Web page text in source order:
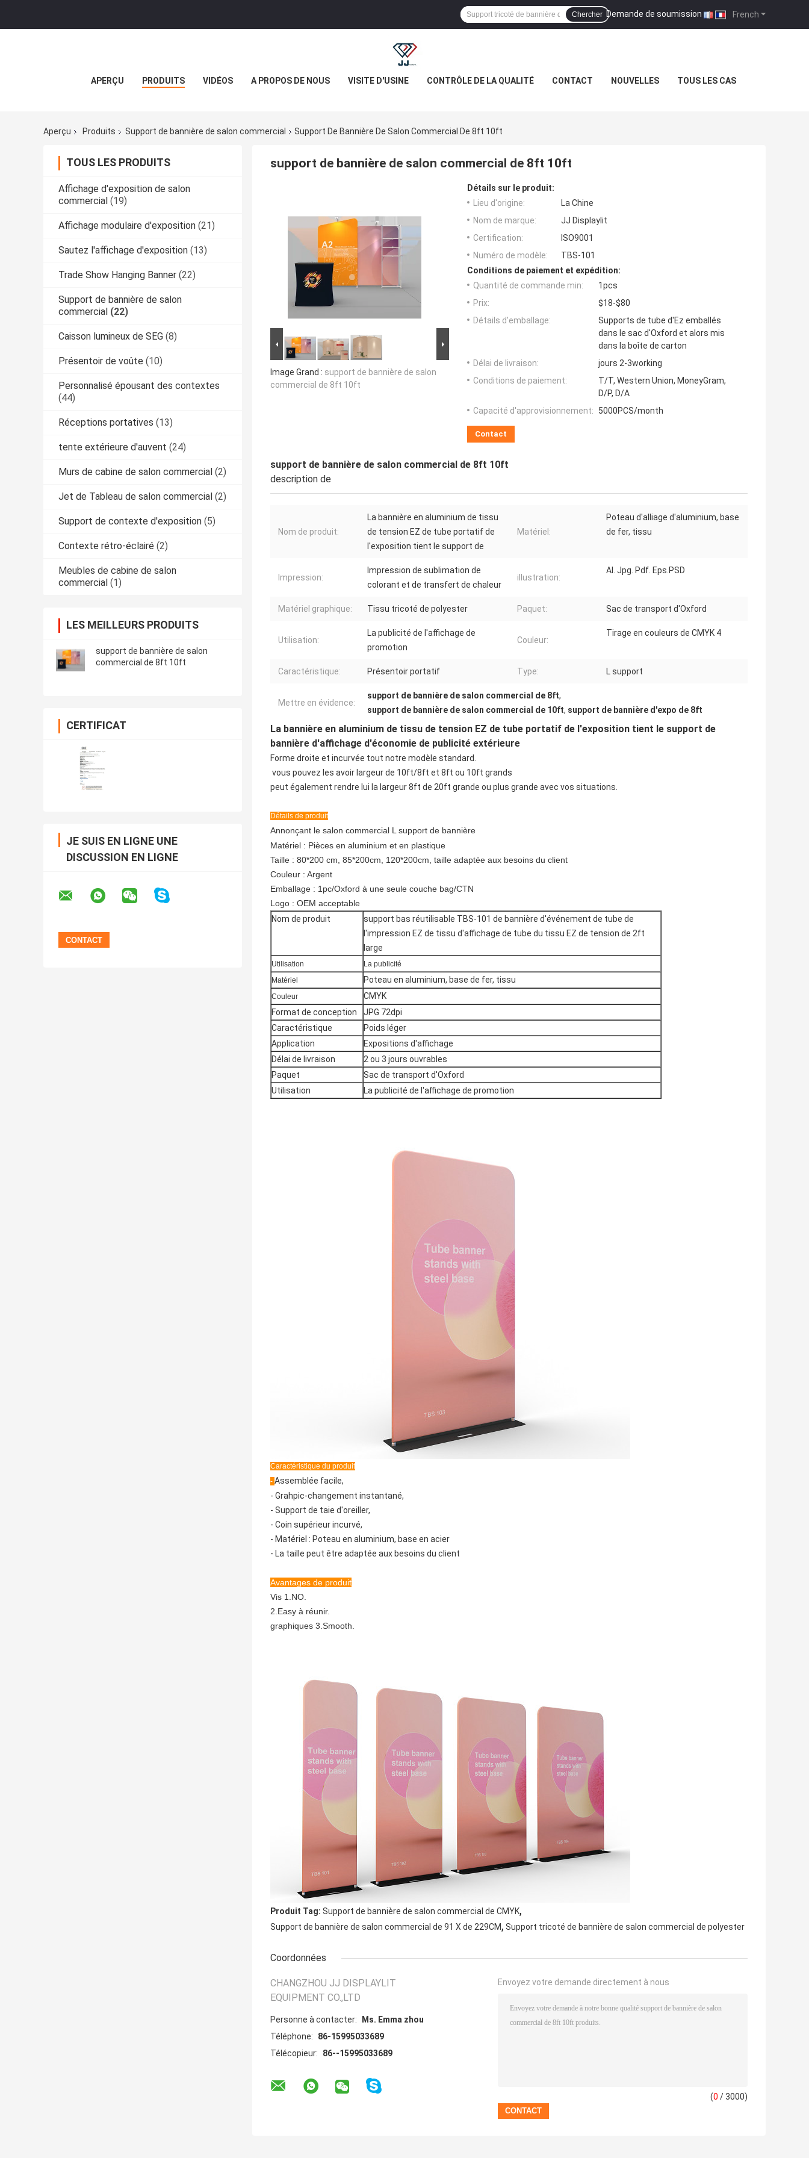
French
Demande de soumission |
Chercher
APERÇU PRODUITS VIDÉOS A PROPOS DE NOUS VISITE D'USINE CONTRÔLE DE LA QUALITÉ CONTACT NOUVELLES TOUS LES CAS
Aperçu Produits Support de bannière de salon commercial Support De Bannière De Salon Commercial De 8ft 10ft
TOUS LES PRODUITS
Affichage d'exposition de salon
commercial (19)
Affichage modulaire d'exposition (21)
Sautez l'affichage d'exposition (13)
Trade Show Hanging Banner (22)
Support de bannière de salon
commercial (22)
Caisson lumineux de SEG (8)
Présentoir de voûte (10)
Personnalisé épousant des contextes
(44)
Réceptions portatives (13)
tente extérieure d'auvent (24)
Murs de cabine de salon commercial (2)
Jet de Tableau de salon commercial (2)
Support de contexte d'exposition (5)
Contexte rétro-éclairé (2)
Meubles de cabine de salon
commercial (1)
LES MEILLEURS PRODUITS
support de bannière de salon
commercial de 8ft 10ft
CERTIFICAT
JE SUIS EN LIGNE UNE
DISCUSSION EN LIGNE
support de bannière de salon commercial de 8ft 10ft
Image Grand : support de bannière de salon
commercial de 8ft 10ft
Détails sur le produit:
Lieu d'origine:
La Chine
Nom de marque:
JJ Displaylit
Certification:
ISO9001
Numéro de modèle:
TBS-101
Conditions de paiement et expédition:
Quantité de commande min:
1pcs
Prix:
$18-$80
Détails d'emballage:
Supports de tube d'Ez emballés
dans le sac d'Oxford et alors mis
dans la boîte de carton
Délai de livraison:
jours 2-3working
Conditions de paiement:
T/T, Western Union, MoneyGram,
D/P, D/A
Capacité d'approvisionnement:
5000PCS/month
Contact
support de bannière de salon commercial de 8ft 10ft
description de
Nom de produit:
La bannière en aluminium de tissu
de tension EZ de tube portatif de
l'exposition tient le support de
Matériel:
Poteau d'alliage d'aluminium, base
de fer, tissu
Impression:
Impression de sublimation de
colorant et de transfert de chaleur
illustration:
AI. Jpg. Pdf. Eps.PSD
Matériel graphique: Tissu tricoté de polyester Paquet: Sac de transport d'Oxford
Utilisation:
La publicité de l'affichage de
promotion
Couleur:
Tirage en couleurs de CMYK 4
Caractéristique: Présentoir portatif Type: L support
Mettre en évidence:
support de bannière de salon commercial de 8ft,
support de bannière de salon commercial de 10ft, support de bannière d'expo de 8ft
La bannière en aluminium de tissu de tension EZ de tube portatif de l'exposition tient le support de
bannière d'affichage d'économie de publicité extérieure
Forme droite et incurvée tout notre modèle standard.
vous pouvez les avoir largeur de 10ft/8ft et 8ft ou 10ft grands
peut également rendre lui la largeur 8ft de 20ft grande ou plus grande avec vos situations.
Détails de produit
Annonçant le salon commercial L support de bannière
Matériel : Pièces en aluminium et en plastique
Taille : 80*200 cm, 85*200cm, 120*200cm, taille adaptée aux besoins du client
Couleur : Argent
Emballage : 1pc/Oxford à une seule couche bag/CTN
Logo : OEM acceptable
Nom de produit
support bas réutilisable TBS-101 de bannière d'événement de tube de
l'impression EZ de tissu d'affichage de tube du tissu EZ de tension de 2ft
large
Utilisation
La publicité
Matériel
Poteau en aluminium, base de fer, tissu
Couleur
CMYK
Format de conception
JPG 72dpi
Caractéristique
Poids léger
Application
Expositions d'affichage
Délai de livraison
2 ou 3 jours ouvrables
Paquet
Sac de transport d'Oxford
Utilisation
La publicité de l'affichage de promotion
Caractéristique du produit
- Assemblée facile,
- Grahpic-changement instantané,
- Support de taie d'oreiller,
- Coin supérieur incurvé,
- Matériel : Poteau en aluminium, base en acier
- La taille peut être adaptée aux besoins du client
Avantages de produit
Vis 1.NO.
2.Easy à réunir.
graphiques 3.Smooth.
Produit Tag: Support de bannière de salon commercial de CMYK,
Support de bannière de salon commercial de 91 X de 229CM, Support tricoté de bannière de salon commercial de polyester
Coordonnées
CHANGZHOU JJ DISPLAYLIT
EQUIPMENT CO.,LTD
Personne à contacter:
Ms. Emma zhou
Téléphone:
86-15995033689
Télécopieur:
86--15995033689
Envoyez votre demande directement à nous
(0 / 3000)